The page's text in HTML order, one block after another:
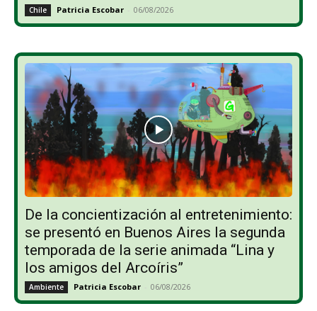
Chile Patricia Escobar - 06/08/2026
De la concientización al entretenimiento:
se presentó en Buenos Aires la segunda
temporada de la serie animada “Lina y
los amigos del Arcoíris”
Ambiente Patricia Escobar - 06/08/2026